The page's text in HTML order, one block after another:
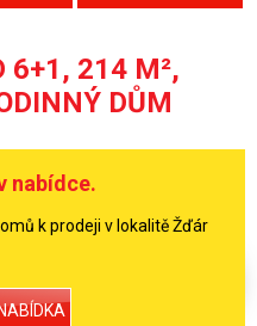
6+1, 214 M²,
DŮM
nabídce.
k prodeji v lokalitě Žďár